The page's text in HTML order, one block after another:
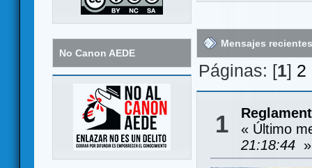
No Canon AEDE
Mensajes recientes
Páginas: [1] 2
1
« Último
21:18:44 »